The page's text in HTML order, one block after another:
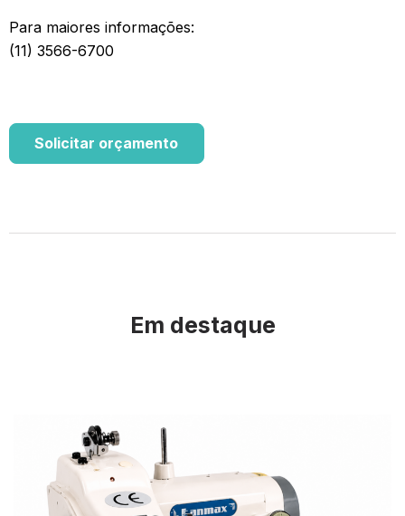
Para maiores informações:
(11) 3566-6700
Solicitar orçamento
Em destaque